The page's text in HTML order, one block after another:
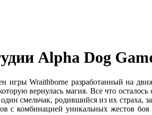
Alpha Dog
Wraithborne разработанный на
вернулась магия. Все что
смельчак, родившийся из их страха,
с комбинацией уникальных жестов